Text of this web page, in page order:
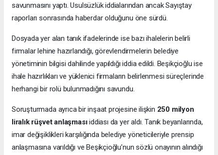
savunmasını yaptı. Usulsüzlük iddialarından ancak Sayıştay
raporları sonrasında haberdar olduğunu öne sürdü.
Dosyada yer alan tanık ifadelerinde ise bazı ihalelerin belirli
firmalar lehine hazırlandığı, görevlendirmelerin belediye
yönetiminin bilgisi dahilinde yapıldığı iddia edildi. Beşikçioğlu ise
ihale hazırlıkları ve yüklenici firmaların belirlenmesi süreçlerinde
herhangi bir rolü bulunmadığını savundu.
Soruşturmada ayrıca bir inşaat projesine ilişkin 250 milyon
liralık rüşvet anlaşmasıiddiası da yer aldı. Tanık beyanlarında,
imar değişiklikleri karşılığında belediye yöneticileriyle prensip
anlaşmasına varıldığı ve Beşikçioğlu’nun sözlü onayının alındığı